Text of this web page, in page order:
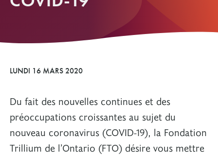
LUNDI 16 MARS 2020
Du fait des nouvelles continues et des
préoccupations croissantes au sujet du
nouveau coronavirus (COVID-19), la Fondation
Trillium de l’Ontario (FTO) désire vous mettre